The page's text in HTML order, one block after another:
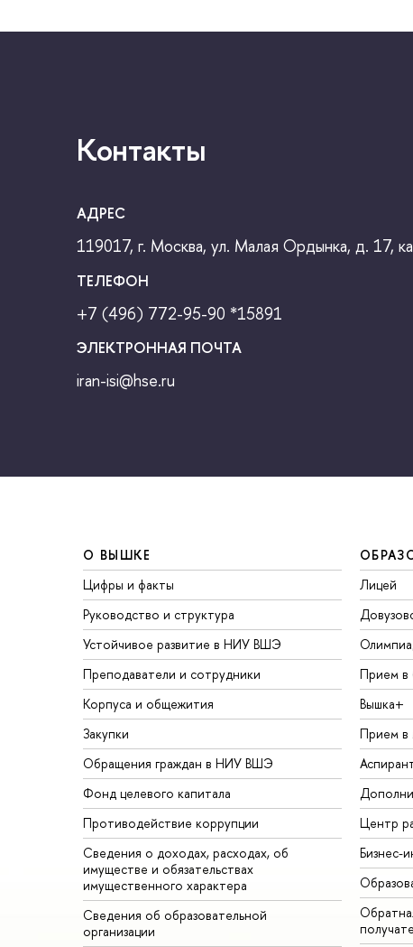
Контакты
АДРЕС
119017, г. Москва, ул. Малая Ордынка, д. 17,
ТЕЛЕФОН
+7 (496) 772-95-90 *15891
ЭЛЕКТРОННАЯ ПОЧТА
iran-isi@hse.ru
О ВЫШКЕ
Цифры и факты
Руководство и структура
Устойчивое развитие в НИУ ВШЭ
Преподаватели и сотрудники
Корпуса и общежития
Закупки
Обращения граждан в НИУ ВШЭ
Фонд целевого капитала
Противодействие коррупции
Сведения о доходах, расходах, об
имуществе и обязательствах
имущественного характера
Сведения об образовательной
организации
Лицей
Прием в
Вышка+
Прием в
Центр
Бизнес-